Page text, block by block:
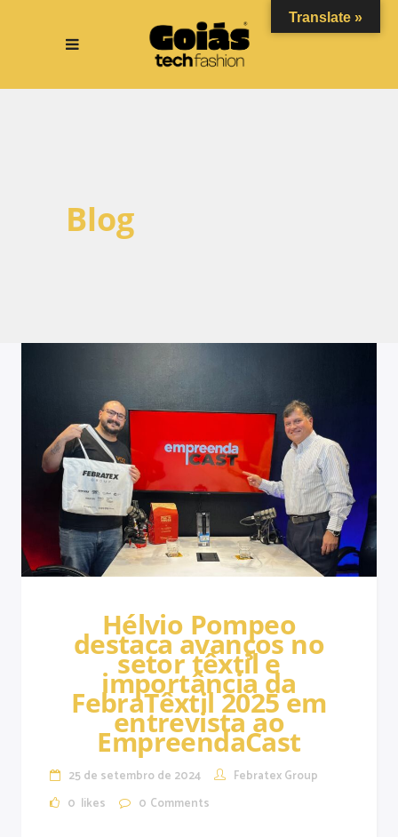
Blog
Hélvio Pompeo
destaca avanços no
setor têxtil e
importância da
FebraTêxtil 2025 em
entrevista ao
EmpreendaCast
25 de setembro de 2024
Febratex Group
0 likes 0 Comments
Translate »